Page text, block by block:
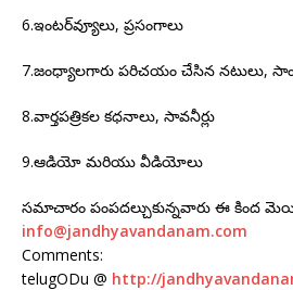
6.ఇంటర్‌వ్యూలు, ప్రసంగాలు
7.జంధ్యాలగారు పరిచయం చేసిన నటులు,
8.వార్తపత్రికల కధనాలు, సావనీర్లు
9.ఆడియో మరియు వీడియోలు
సమాచారం పంపదల్చుకున్నవారు ఈ కింద
info@jandhyavandanam.com
Comments:
telugODu @ http://